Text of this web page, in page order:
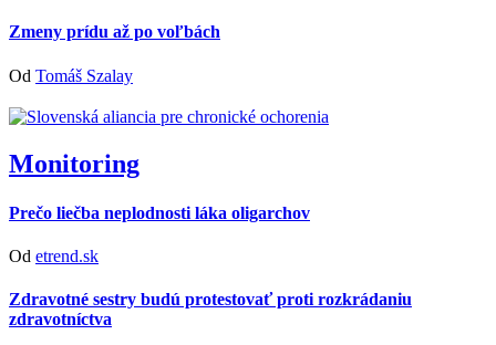
Zmeny prídu až po voľbách
Od Tomáš Szalay
Monitoring
Prečo liečba neplodnosti láka oligarchov
Od etrend.sk
Zdravotné sestry budú protestovať proti rozkrádaniu
zdravotníctva